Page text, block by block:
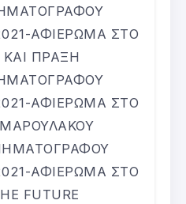
ΑΦΙΕΡΩΜΑ ΣΤΟ
ΠΡΑΞΗ
ΑΦΙΕΡΩΜΑ ΣΤΟ
ΑΦΙΕΡΩΜΑ ΣΤΟ
FUTURE